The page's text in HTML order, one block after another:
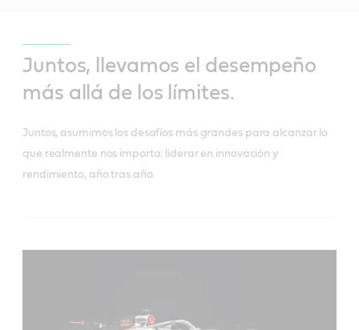
Juntos, llevamos el desempeño
más allá de los límites.
Juntos, asumimos los desafíos más grandes para alcanzar lo
que realmente nos importa: liderar en innovación y
rendimiento, año tras año.